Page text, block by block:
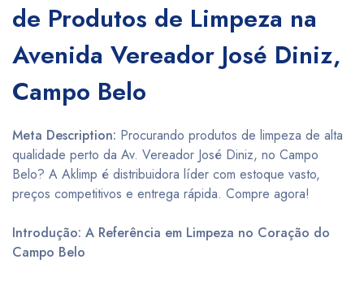
de Produtos de Limpeza na
Avenida Vereador José Diniz,
Campo Belo
Meta Description: Procurando produtos de limpeza de alta
qualidade perto da Av. Vereador José Diniz, no Campo
Belo? A Aklimp é distribuidora líder com estoque vasto,
preços competitivos e entrega rápida. Compre agora!
Introdução: A Referência em Limpeza no Coração do
Campo Belo